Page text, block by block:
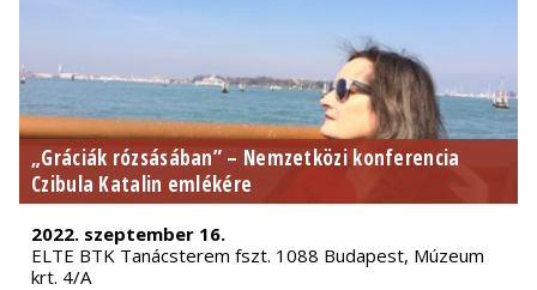
„Gráciák rózsásában” – Nemzetközi konferencia
Czibula Katalin emlékére
2022. szeptember 16.
ELTE BTK Tanácsterem fszt. 1088 Budapest, Múzeum
krt. 4/A